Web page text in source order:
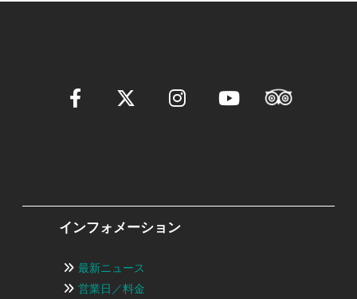
インフォメーション
最新ニュース
営業日／料金